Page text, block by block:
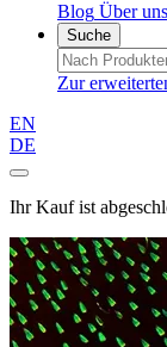
Blog Über uns
Suche
Zur
EN
DE
Ihr Kauf ist